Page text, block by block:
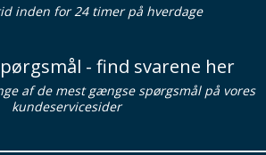
inden for 24 timer på hverdage
- find svarene her
af de mest gængse spørgsmål på vores
kundeservicesider